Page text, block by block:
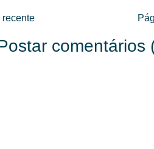
recente
comentários